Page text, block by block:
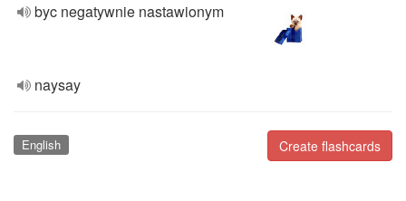
byc negatywnie nastawionym
naysay
Create flashcards
English